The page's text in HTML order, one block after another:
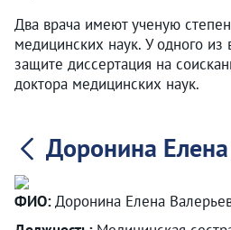
Два врача имеют ученую
медицинских наук. У одного из
защите диссертация на
доктора медицинских наук.
Доронина
ФИО:Доронина Елена